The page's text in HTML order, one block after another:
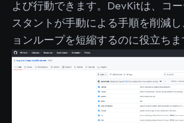
よび行動できます。DevKitは、コ
スタントが手動による手順を削減
ョンループを短縮するのに役立ちま